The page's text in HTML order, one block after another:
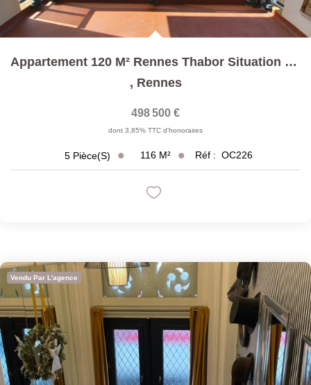
Appartement 120 M² Rennes Thabor Situation Exceptionnelle
, Rennes
498 500 €
dont 3,85% TTC d'honoraires
5 Pièce(s) 116 M² Réf : OC226
Vendu Par L'agence